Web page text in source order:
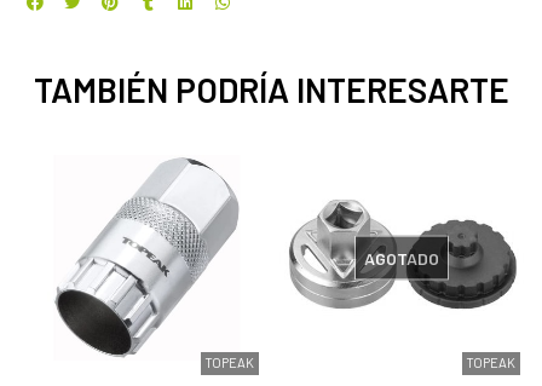
TAMBIÉN PODRÍA INTERESARTE
TOPEAK TOPEAK
AGOTADO